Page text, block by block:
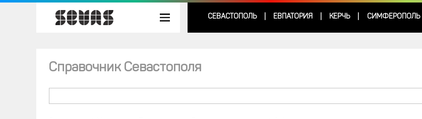
СЕВАСТОПОЛЬ ЕВПАТОРИЯ КЕРЧЬ СИМФЕРОПОЛЬ
Справочник Севастополя